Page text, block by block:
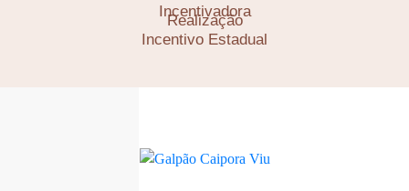
Realização
Incentivadora
Incentivo Estadual